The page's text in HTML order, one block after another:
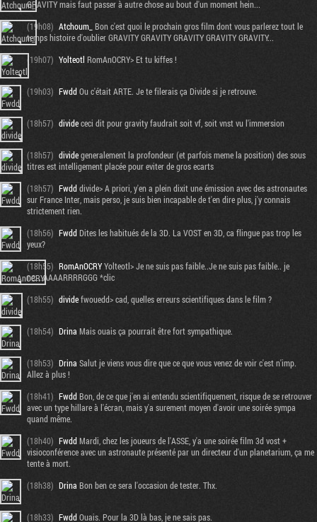
GRAVITY mais faut passer à autre chose au bout d'un moment hein...
(19h08) Atchoum_ Bon c'est quoi le prochain gros film dont vous parlerez tout le
temps histoire d'oublier GRAVITY GRAVITY GRAVITY GRAVITY GRAVITY...
(19h07) Yolteotl RomAnOCRY> Et tu kiffes !
(19h03) FwddOu c'était ARTE. Je te filerais ça Divide si je retrouve.
(18h57) dividececi dit pour gravity faudrait soit vf, soit vnst vu l'immersion
(18h57) dividegeneralement la profondeur (et parfois meme la position) des sous
titres est intelligement placée pour eviter de gros ecarts
(18h57) Fwdddivide> A priori, y'en a plein dixit une émission avec des astronautes
sur France Inter, mais perso, je suis bien incapable de t'en dire plus, j'y connais
strictement rien.
(18h56) FwddDites les habitués de la 3D. La VOST en 3D, ca flingue pas trop les
yeux?
(18h55) RomAnOCRYYolteotl> Je ne suis pas faible..Je ne suis pas faible.. je
ne....AAAARRRRGGG *clic
(18h55) dividefwouedd> cad, quelles erreurs scientifiques dans le film ?
(18h54) Drina Mais ouais ça pourrait être fort sympathique.
(18h53) Drina Salut je viens vous dire que ce que vous venez de voir c'est n'imp.
Allez à plus !
(18h41) FwddBon, de ce que j'en ai entendu scientifiquement, risque de se retrouver
avec un type hillare à l'écran, mais y'a surement moyen d'avoir une soirée sympa
quand même.
(18h40) FwddMardi, chez les joueurs de l'ASSE, y'a une soirée film 3d vost +
visioconférence avec un astronaute présenté par un directeur d'un planetarium, ça me
tente à mort.
(18h38) Drina Bon ben ce sera l'occasion de tester. Thx.
(18h33) FwddOuais. Pour la 3D là bas, je ne sais pas.